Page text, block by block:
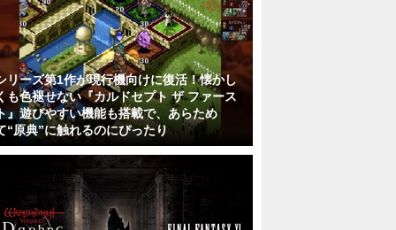
リーズ第1作が現行機向けに復活！懐かし
も色褪せない『カルドセプト ザ ファース
』遊びやすい機能も搭載で、あらため
“原典”に触れるのにぴったり